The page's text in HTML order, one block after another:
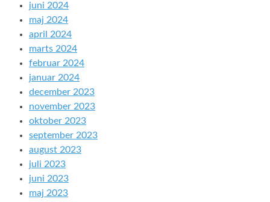
juni 2024
maj 2024
april 2024
marts 2024
februar 2024
januar 2024
december 2023
november 2023
oktober 2023
september 2023
august 2023
juli 2023
juni 2023
maj 2023